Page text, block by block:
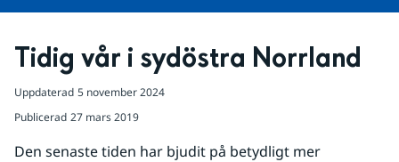
Tidig vår i sydöstra Norrland
Uppdaterad 5 november 2024
Publicerad 27 mars 2019
Den senaste tiden har bjudit på betydligt mer